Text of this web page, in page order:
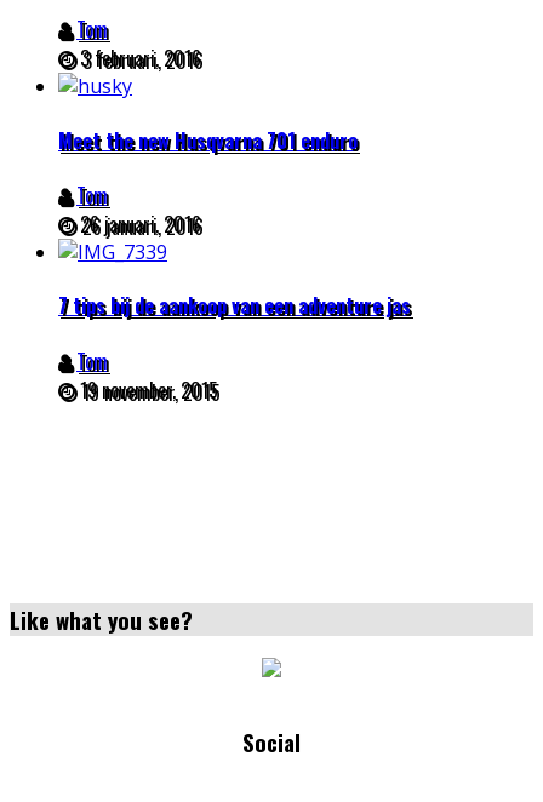
Tom
3 februari, 2016
Meet the new Husqvarna 701 enduro
Tom
26 januari, 2016
7 tips bij de aankoop van een adventure jas
Tom
19 november, 2015
Like what you see?
Social